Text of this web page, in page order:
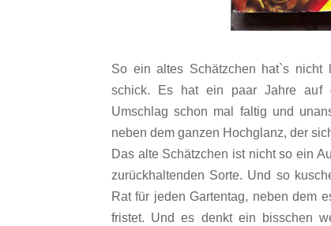
So ein altes Schätzchen hat`s
schick. Es hat ein paar Jahre auf
Umschlag schon mal faltig und
neben dem ganzen Hochglanz, der
Das alte Schätzchen ist nicht so ein
zurückhaltenden Sorte. Und so
Rat für jeden Gartentag, neben dem
fristet. Und es denkt ein bisschen